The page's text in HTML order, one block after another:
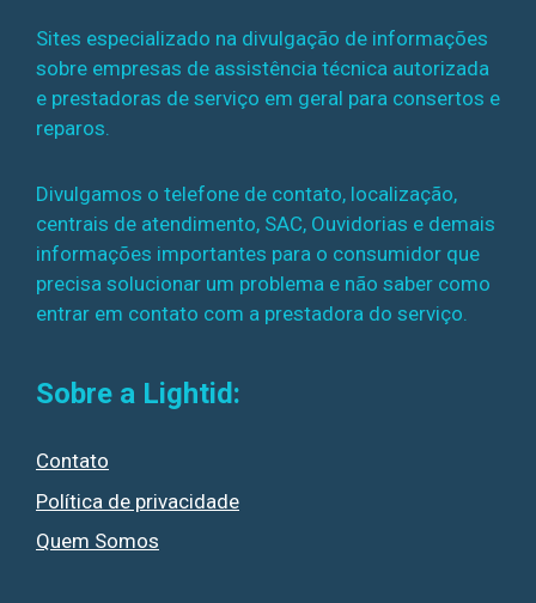
Sites especializado na divulgação de informações
sobre empresas de assistência técnica autorizada
e prestadoras de serviço em geral para consertos e
reparos.
Divulgamos o telefone de contato, localização,
centrais de atendimento, SAC, Ouvidorias e demais
informações importantes para o consumidor que
precisa solucionar um problema e não saber como
entrar em contato com a prestadora do serviço.
Sobre a Lightid:
Contato
Política de privacidade
Quem Somos